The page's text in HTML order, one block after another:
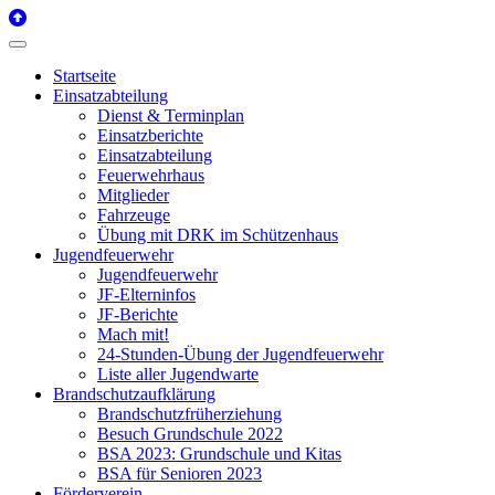
Startseite
Einsatzabteilung
Dienst & Terminplan
Einsatzberichte
Einsatzabteilung
Feuerwehrhaus
Mitglieder
Fahrzeuge
Übung mit DRK im Schützenhaus
Jugendfeuerwehr
Jugendfeuerwehr
JF-Elterninfos
JF-Berichte
Mach mit!
24-Stunden-Übung der Jugendfeuerwehr
Liste aller Jugendwarte
Brandschutzaufklärung
Brandschutzfrüherziehung
Besuch Grundschule 2022
BSA 2023: Grundschule und Kitas
BSA für Senioren 2023